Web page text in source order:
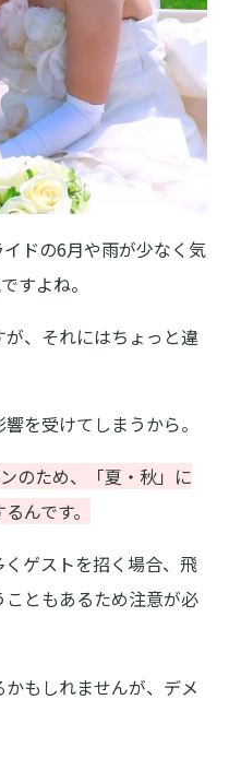
ドの6月や雨が少なく気
すよね。
、それにはちょっと違
を受けてしまうから。
のため、「夏・秋」に
んです。
ゲストを招く場合、飛
ともあるため注意が必
もしれませんが、デメ